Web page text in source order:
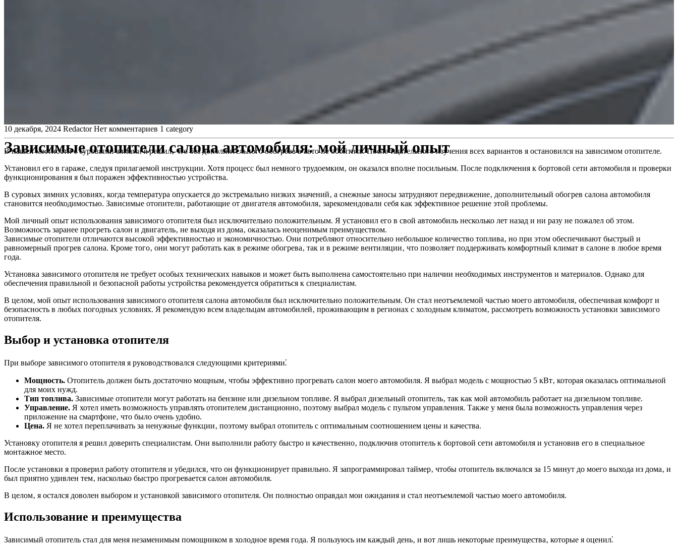
Зависимые отопители салона автомобиля: мой личный опыт
10 декабря, 2024 Redactor Нет комментариев 1 category
В нашей местности с суровыми зимами я решил‚ что без дополнительного обогрева в авто не обойтись. После тщательного изучения всех вариантов я остановился на зависимом отопителе.
Установил его в гараже‚ следуя прилагаемой инструкции. Хотя процесс был немного трудоемким‚ он оказался вполне посильным. После подключения к бортовой сети автомобиля и проверки
функционирования я был поражен эффективностью устройства.
В суровых зимних условиях‚ когда температура опускается до экстремально низких значений‚ а снежные заносы затрудняют передвижение‚ дополнительный обогрев салона автомобиля
становится необходимостью. Зависимые отопители‚ работающие от двигателя автомобиля‚ зарекомендовали себя как эффективное решение этой проблемы.
Мой личный опыт использования зависимого отопителя был исключительно положительным. Я установил его в свой автомобиль несколько лет назад и ни разу не пожалел об этом.
Возможность заранее прогреть салон и двигатель‚ не выходя из дома‚ оказалась неоценимым преимуществом.
Зависимые отопители отличаются высокой эффективностью и экономичностью. Они потребляют относительно небольшое количество топлива‚ но при этом обеспечивают быстрый и
равномерный прогрев салона. Кроме того‚ они могут работать как в режиме обогрева‚ так и в режиме вентиляции‚ что позволяет поддерживать комфортный климат в салоне в любое время
года.
Установка зависимого отопителя не требует особых технических навыков и может быть выполнена самостоятельно при наличии необходимых инструментов и материалов. Однако для
обеспечения правильной и безопасной работы устройства рекомендуется обратиться к специалистам.
В целом‚ мой опыт использования зависимого отопителя салона автомобиля был исключительно положительным. Он стал неотъемлемой частью моего автомобиля‚ обеспечивая комфорт и
безопасность в любых погодных условиях. Я рекомендую всем владельцам автомобилей‚ проживающим в регионах с холодным климатом‚ рассмотреть возможность установки зависимого
отопителя.
Выбор и установка отопителя
При выборе зависимого отопителя я руководствовался следующими критериями⁚
Мощность. Отопитель должен быть достаточно мощным‚ чтобы эффективно прогревать салон моего автомобиля. Я выбрал модель с мощностью 5 кВт‚ которая оказалась оптимальной
для моих нужд.
Тип топлива. Зависимые отопители могут работать на бензине или дизельном топливе. Я выбрал дизельный отопитель‚ так как мой автомобиль работает на дизельном топливе.
Управление. Я хотел иметь возможность управлять отопителем дистанционно‚ поэтому выбрал модель с пультом управления. Также у меня была возможность управления через
приложение на смартфоне‚ что было очень удобно.
Цена. Я не хотел переплачивать за ненужные функции‚ поэтому выбрал отопитель с оптимальным соотношением цены и качества.
Установку отопителя я решил доверить специалистам. Они выполнили работу быстро и качественно‚ подключив отопитель к бортовой сети автомобиля и установив его в специальное
монтажное место.
После установки я проверил работу отопителя и убедился‚ что он функционирует правильно. Я запрограммировал таймер‚ чтобы отопитель включался за 15 минут до моего выхода из дома‚ и
был приятно удивлен тем‚ насколько быстро прогревается салон автомобиля.
В целом‚ я остался доволен выбором и установкой зависимого отопителя. Он полностью оправдал мои ожидания и стал неотъемлемой частью моего автомобиля.
Использование и преимущества
Зависимый отопитель стал для меня незаменимым помощником в холодное время года. Я пользуюсь им каждый день‚ и вот лишь некоторые преимущества‚ которые я оценил⁚